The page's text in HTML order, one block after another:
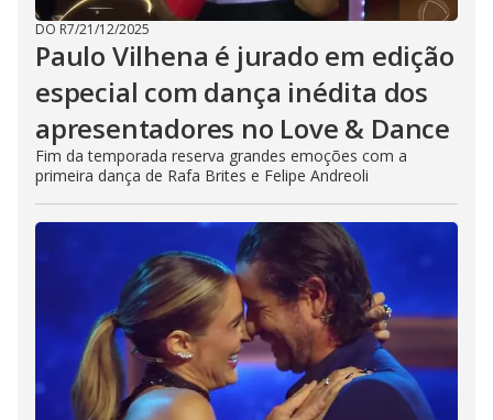
DO R7/21/12/2025
Paulo Vilhena é jurado em edição
especial com dança inédita dos
apresentadores no Love & Dance
Fim da temporada reserva grandes emoções com a
primeira dança de Rafa Brites e Felipe Andreoli